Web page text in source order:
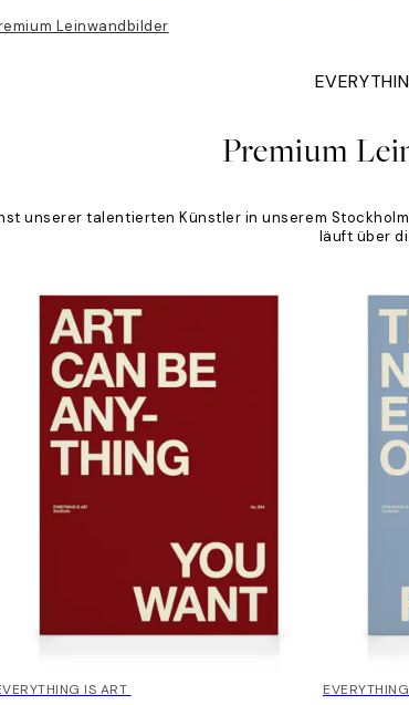
Leinwandbilder
Premium
unserer talentierten Künstler in unserem
läuft über
IS ART